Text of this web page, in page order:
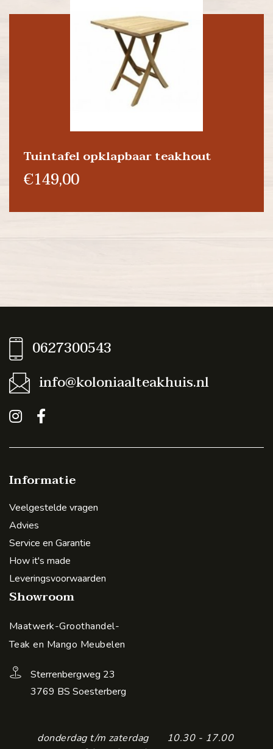
Tuintafel opklapbaar teakhout
€149,00
0627300543
info@koloniaalteakhuis.nl
Informatie
Veelgestelde vragen
Advies
Service en Garantie
How it's made
Leveringsvoorwaarden
Showroom
Maatwerk-Groothandel-
Teak en Mango Meubelen
Sterrenbergweg 23
3769 BS Soesterberg
donderdag t/m zaterdag
10.30 - 17.00